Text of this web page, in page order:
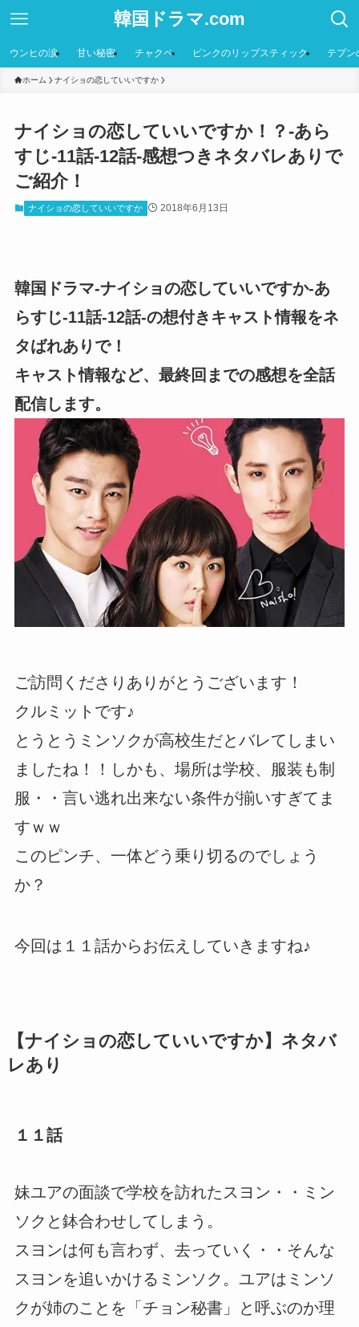
韓国ドラマ.com
ウンヒの涙 甘い秘密 チャクペ ピンクのリップスティック テプン
ホーム ナイショの恋していいですか
ナイショの恋していいですか！？-あら
すじ-11話-12話-感想つきネタバレありで
ご紹介！
ナイショの恋していいですか 2018年6月13日
韓国ドラマ-ナイショの恋していいですか-あ
らすじ-11話-12話-の想付きキャスト情報をネ
タばれありで！
キャスト情報など、最終回までの感想を全話
配信します。
ご訪問くださりありがとうございます！
クルミットです♪
とうとうミンソクが高校生だとバレてしまい
ましたね！！しかも、場所は学校、服装も制
服・・言い逃れ出来ない条件が揃いすぎてま
すｗｗ
このピンチ、一体どう乗り切るのでしょう
か？
今回は１１話からお伝えしていきますね♪
【ナイショの恋していいですか】ネタバ
レあり
１１話
妹ユアの面談で学校を訪れたスヨン・・ミン
ソクと鉢合わせしてしまう。
スヨンは何も言わず、去っていく・・そんな
スヨンを追いかけるミンソク。ユアはミンソ
クが姉のことを「チョン秘書」と呼ぶのか理